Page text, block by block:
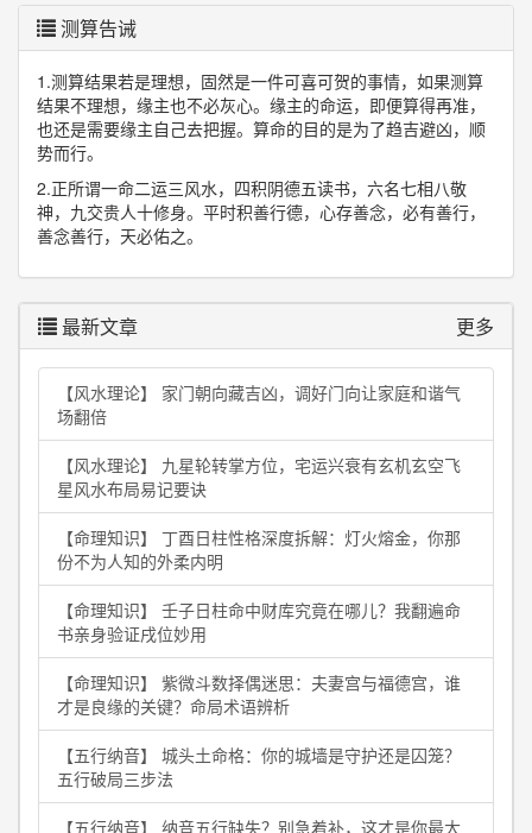
测算告诫
1.测算结果若是理想，固然是一件可喜可贺的事情，如果测算
结果不理想，缘主也不必灰心。缘主的命运，即便算得再准，
也还是需要缘主自己去把握。算命的目的是为了趋吉避凶，顺
势而行。
2.正所谓一命二运三风水，四积阴德五读书，六名七相八敬
神，九交贵人十修身。平时积善行德，心存善念，必有善行，
善念善行，天必佑之。
最新文章 更多
【风水理论】 家门朝向藏吉凶，调好门向让家庭和谐气
场翻倍
【风水理论】 九星轮转掌方位，宅运兴衰有玄机玄空飞
星风水布局易记要诀
【命理知识】 丁酉日柱性格深度拆解：灯火熔金，你那
份不为人知的外柔内明
【命理知识】 壬子日柱命中财库究竟在哪儿？我翻遍命
书亲身验证戌位妙用
【命理知识】 紫微斗数择偶迷思：夫妻宫与福德宫，谁
才是良缘的关键？命局术语辨析
【五行纳音】 城头土命格：你的城墙是守护还是囚笼？
五行破局三步法
【五行纳音】 纳音五行缺失？别急着补，这才是你最大